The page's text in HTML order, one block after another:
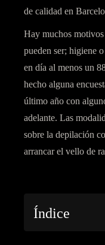
de calidad en
Hay muchos
pueden ser; higiene
en día al menos un
hecho alguna
último año con
adelante. Las
sobre la depilación
arrancar el vello de
Índice